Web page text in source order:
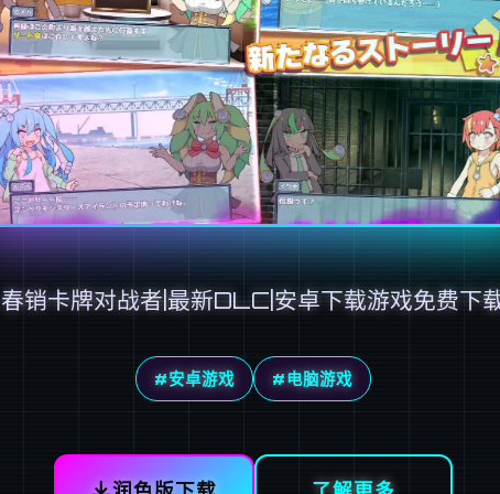
春销卡牌对战者|最新DLC|安卓下载游戏免费下
#安卓游戏 #电脑游戏